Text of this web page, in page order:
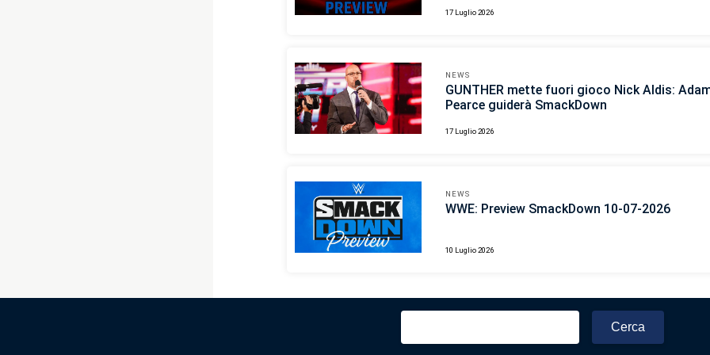
17 Luglio 2026
NEWS
GUNTHER mette fuori gioco Nick Aldis:
Pearce guiderà SmackDown
17 Luglio 2026
NEWS
WWE: Preview SmackDown 10-07-2026
10 Luglio 2026
Ricerca